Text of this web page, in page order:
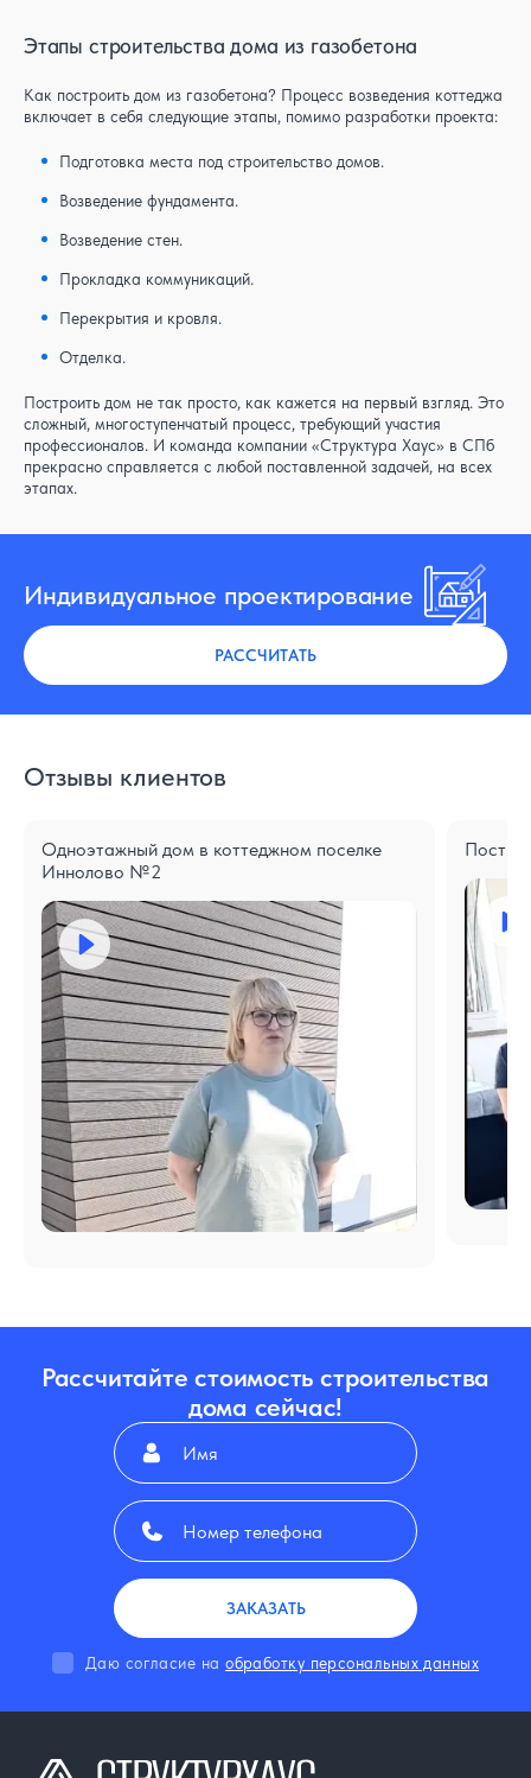
Этапы строительства дома из газобетона
Как построить дом из газобетона? Процесс возведения коттеджа
включает в себя следующие этапы, помимо разработки проекта:
Подготовка места под строительство домов.
Возведение фундамента.
Возведение стен.
Прокладка коммуникаций.
Перекрытия и кровля.
Отделка.
Построить дом не так просто, как кажется на первый взгляд. Это
сложный, многоступенчатый процесс, требующий участия
профессионалов. И команда компании «Структура Хаус» в СПб
прекрасно справляется с любой поставленной задачей, на всех
этапах.
Индивидуальное проектирование
РАССЧИТАТЬ
Отзывы клиентов
Одноэтажный дом в коттеджном поселке
Иннолово №2
Рассчитайте стоимость строительства
дома сейчас!
ЗАКАЗАТЬ
Даю согласие наобработку персональных данных